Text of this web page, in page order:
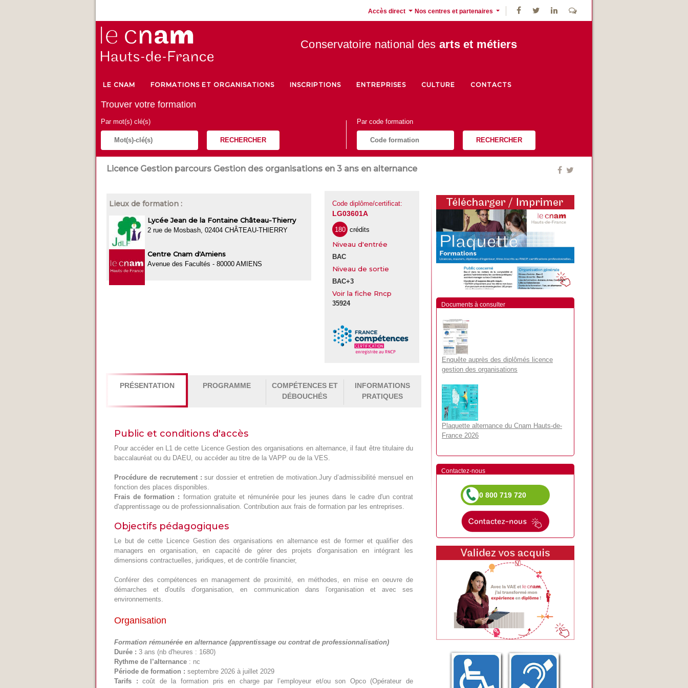
Accès direct Nos centres et partenaires
Conservatoire national des arts et métiers
LE CNAM FORMATIONS ET ORGANISATIONS INSCRIPTIONS ENTREPRISES CULTURE CONTACTS
Trouver votre formation
Par mot(s) clé(s)
RECHERCHER
Par code formation
RECHERCHER
Licence Gestion parcours Gestion des organisations en 3 ans en alternance
Lieux de formation :
Lycée Jean de la Fontaine Château-Thierry
2 rue de Mosbash, 02404 CHÂTEAU-THIERRY
Centre Cnam d'Amiens
Avenue des Facultés - 80000 AMIENS
Code diplôme/certificat:
LG03601A
180 crédits
Niveau d'entrée
BAC
Niveau de sortie
BAC+3
Voir la fiche Rncp
35924
PRÉSENTATION PROGRAMME
COMPÉTENCES ET
DÉBOUCHÉS
INFORMATIONS
PRATIQUES
Public et conditions d'accès
Pour accéder en L1 de cette Licence Gestion des organisations en alternance, il faut être titulaire du
baccalauréat ou du DAEU, ou accéder au titre de la VAPP ou de la VES.
Procédure de recrutement :sur dossier et entretien de motivation.Jury d’admissibilité mensuel en
fonction des places disponibles.
Frais de formation : formation gratuite et rémunérée pour les jeunes dans le cadre d'un contrat
d'apprentissage ou de professionnalisation. Contribution aux frais de formation par les entreprises.
Objectifs pédagogiques
Le but de cette Licence Gestion des organisations en alternance est de former et qualifier des
managers en organisation, en capacité de gérer des projets d'organisation en intégrant les
dimensions contractuelles, juridiques, et de contrôle financier,
Conférer des compétences en management de proximité, en méthodes, en mise en oeuvre de
démarches et d'outils d'organisation, en communication dans l'organisation et avec ses
environnements.
Organisation
Formation rémunérée en alternance (apprentissage ou contrat de professionnalisation)
Durée : 3 ans (nb d'heures : 1680)
Rythme de l’alternance : nc
Période de formation : septembre 2026 à juillet 2029
Tarifs :coût de la formation pris en charge par l’employeur et/ou son Opco (Opérateur de
Documents à consulter
Enquête auprès des diplômés licence
gestion des organisations
Plaquette alternance du Cnam Hauts-de-
France 2026
Contactez-nous
0 800 719 720